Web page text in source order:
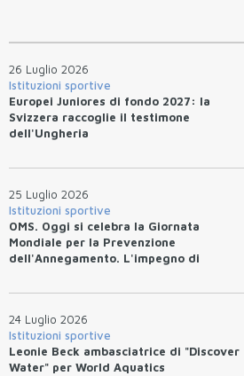
26 Luglio 2026
Istituzioni sportive
Europei Juniores di fondo 2027: la
Svizzera raccoglie il testimone
dell'Ungheria
25 Luglio 2026
Istituzioni sportive
OMS. Oggi si celebra la Giornata
Mondiale per la Prevenzione
dell'Annegamento. L'impegno di
24 Luglio 2026
Istituzioni sportive
Leonie Beck ambasciatrice di "Discover
Water" per World Aquatics